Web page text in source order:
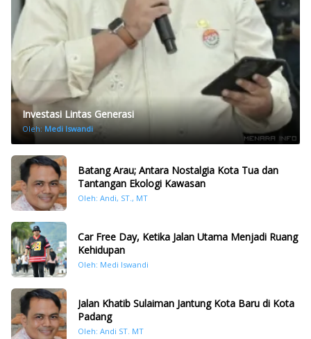
Investasi Lintas Generasi
Oleh: Medi Iswandi
Batang Arau; Antara Nostalgia Kota Tua dan
Tantangan Ekologi Kawasan
Oleh: Andi, ST., MT
Car Free Day, Ketika Jalan Utama Menjadi Ruang
Kehidupan
Oleh: Medi Iswandi
Jalan Khatib Sulaiman Jantung Kota Baru di Kota
Padang
Oleh: Andi ST. MT